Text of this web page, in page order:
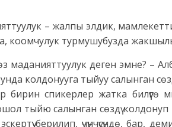
– жалпы элдик,
коомчулук турмушубузда
маданияттуулук деген эмне? –
колдонууга тыйуу салынган
спикерлер жатка билүүгө
тыйю салынган сөздү
берилип, үчүнчүсүндө,